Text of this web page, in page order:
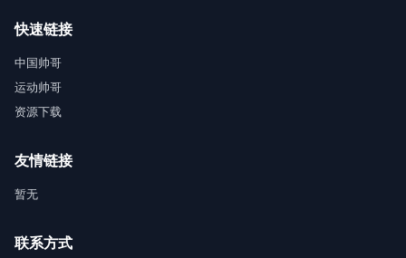
快速链接
中国帅哥
运动帅哥
资源下载
友情链接
暂无
联系方式